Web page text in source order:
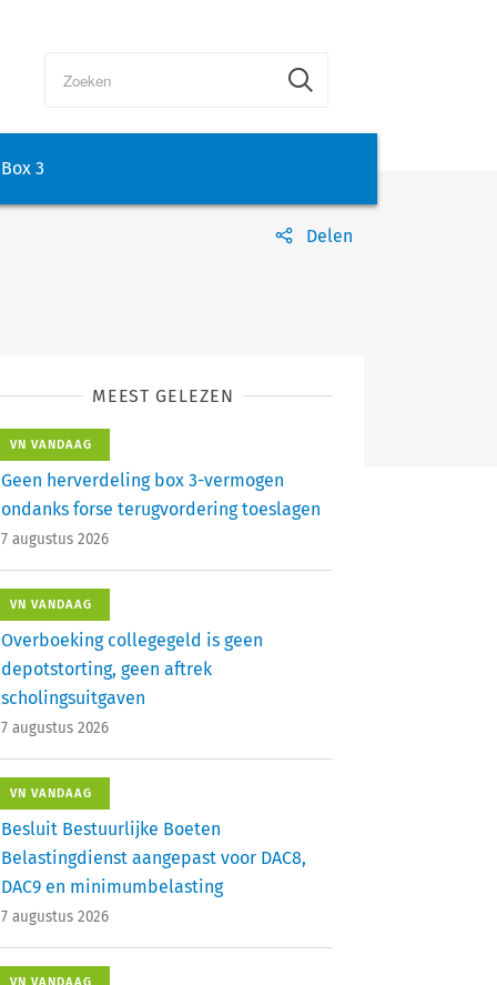
Box 3
Delen
MEEST GELEZEN
VN VANDAAG
Geen herverdeling box 3-vermogen
ondanks forse terugvordering toeslagen
7 augustus 2026
VN VANDAAG
Overboeking collegegeld is geen
depotstorting, geen aftrek
scholingsuitgaven
7 augustus 2026
VN VANDAAG
Besluit Bestuurlijke Boeten
Belastingdienst aangepast voor DAC8,
DAC9 en minimumbelasting
7 augustus 2026